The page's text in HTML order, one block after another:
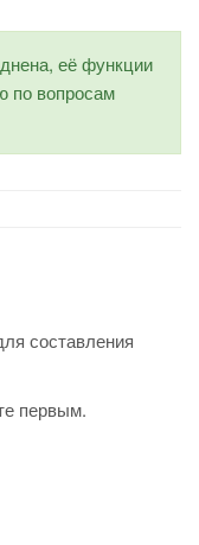
её функции
по вопросам
составления
первым.